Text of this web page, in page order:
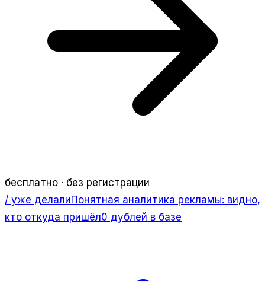
бесплатно · без регистрации
/ уже делалиПонятная аналитика рекламы: видно,
кто откуда пришёл0 дублей в базе